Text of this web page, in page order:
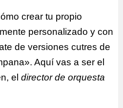
crear tu propio
personalizado y con
de versiones cutres de
Aquí vas a ser el
el director de orquesta